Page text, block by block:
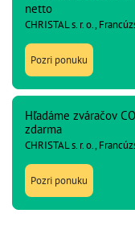
netto
CHRISTAL s. r. o.,
Pozri ponuku
Hľadáme zváračov
zdarma
CHRISTAL s. r. o.,
Pozri ponuku